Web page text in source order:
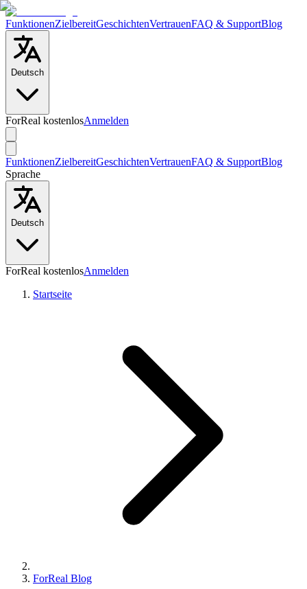
FunktionenZielbereitGeschichtenVertrauenFAQ & SupportBlog
Deutsch
ForReal kostenlosAnmelden
FunktionenZielbereitGeschichtenVertrauenFAQ & SupportBlog
Sprache
Deutsch
ForReal kostenlosAnmelden
Startseite
ForReal Blog